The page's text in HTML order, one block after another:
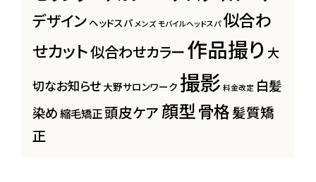
デザイン ヘッドスパ メンズ モバイルヘッドスパ 似合わ
せカット似合わせカラー作品撮り 大
切なお知らせ 大野サロンワーク 撮影 料金改定 白髪
染め縮毛矯正頭皮ケア顔型骨格髪質矯
正